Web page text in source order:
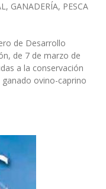
GANADERÍA, PESCA
de Desarrollo
de 7 de marzo de
a la conservación
ovino-caprino